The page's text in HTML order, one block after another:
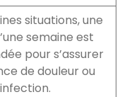
situations, une
semaine est
pour s’assurer
de douleur ou